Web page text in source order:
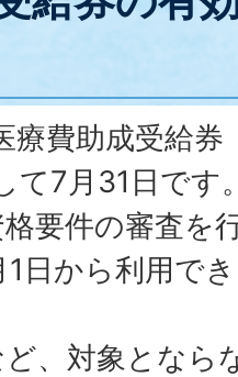
療費助成受給
て7月31日です
要件の審査を
日から利用で
、対象となら